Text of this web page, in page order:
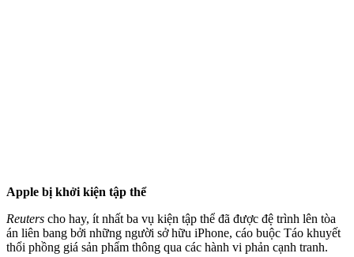
Apple bị khởi kiện tập thể
Reuters cho hay, ít nhất ba vụ kiện tập thể đã được đệ trình lên tòa
án liên bang bởi những người sở hữu iPhone, cáo buộc Táo khuyết
thổi phồng giá sản phẩm thông qua các hành vi phản cạnh tranh.